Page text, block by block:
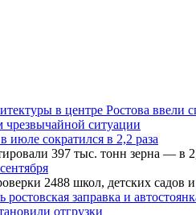
в центре Ростова ввели
чрезвычайной ситуации
июле сократился в 2,2 раза
397 тыс. тонн зерна — в
2488 школ, детских садов
заправка и
отгрузки